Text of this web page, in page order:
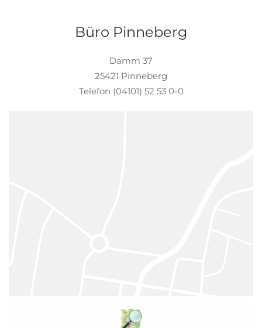
Büro Pinneberg
Damm 37
25421 Pinneberg
Telefon (04101) 52 53 0-0